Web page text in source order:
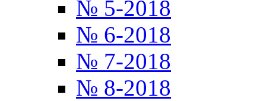
№ 5-2018
№ 6-2018
№ 7-2018
№ 8-2018